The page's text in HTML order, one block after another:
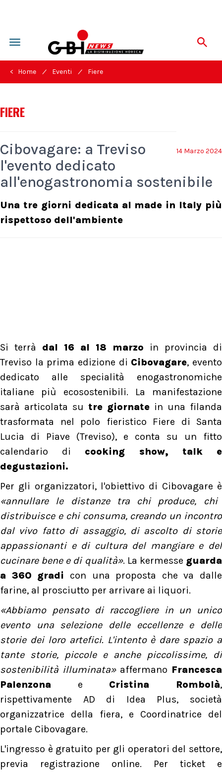
Toggle
navigation
< Home / Eventi / Fiere
FIERE
14 Marzo 2024
Cibovagare: a Treviso
l'evento dedicato
all'enogastronomia sostenibile
Una tre giorni dedicata al made in Italy più
rispettoso dell'ambiente
Si terrà dal 16 al 18 marzo in provincia di
Treviso la prima edizione di Cibovagare, evento
dedicato alle specialità enogastronomiche
italiane più ecosostenibili. La manifestazione
sarà articolata su tre giornate in una filanda
trasformata nel polo fieristico Fiere di Santa
Lucia di Piave (Treviso), e conta su un fitto
calendario di cooking show, talk e
degustazioni.
Per gli organizzatori, l'obiettivo di Cibovagare è
«annullare le distanze tra chi produce, chi
distribuisce e chi consuma, creando un incontro
dal vivo fatto di assaggio, di ascolto di storie
appassionanti e di cultura del mangiare e del
cucinare bene e di qualità». La kermesse guarda
a 360 gradi con una proposta che va dalle
farine, al prosciutto per arrivare ai liquori.
«Abbiamo pensato di raccogliere in un unico
evento una selezione delle eccellenze e delle
storie dei loro artefici. L'intento è dare spazio a
tante storie, piccole e anche piccolissime, di
sostenibilità illuminata»affermano Francesca
Palenzona e Cristina Rombolà,
rispettivamente AD di Idea Plus, società
organizzatrice della fiera, e Coordinatrice del
portale Cibovagare.
L'ingresso è gratuito per gli operatori del settore,
previa registrazione online. Per ticket e